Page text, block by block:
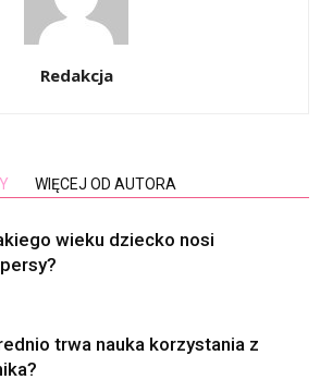
Redakcja
WIĘCEJ OD AUTORA
wieku dziecko nosi
trwa nauka korzystania z